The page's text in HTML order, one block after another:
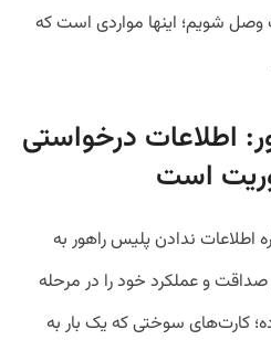
شویم؛ اینها مواردی است که
اطلاعات درخواستی
است
اطلاعات ندادن پلیس راهور به
و عملکرد خود را در مرحله
کارت‌های سوختی که یک بار به